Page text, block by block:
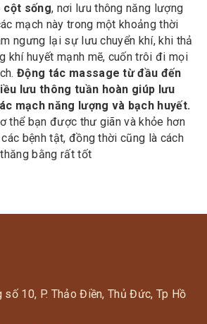
cột sống, nơi lưu thông năng lượng
mạch này trong một khoảng thời
ngưng lại sự lưu chuyển khí, khi thả
khí huyết mạnh mẽ, cuốn trôi đi mọi
Động tác massage từ đầu đến
lưu thông tuần hoàn giúp lưu
mạch năng lượng và bạch huyết.
thể bạn được thư giãn và khỏe hơn
bệnh tật, đồng thời cũng là cách
bằng rất tốt
10, P. Thảo Điền, Thủ Đức, Tp Hồ